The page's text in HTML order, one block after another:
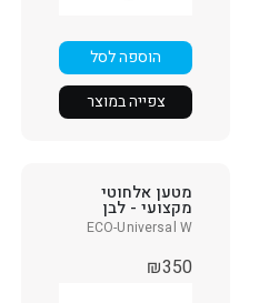
הוספה לסל
צפייה במוצר
מטען אלחוטי
מקצועי - לבן
ECO-Universal W
₪350